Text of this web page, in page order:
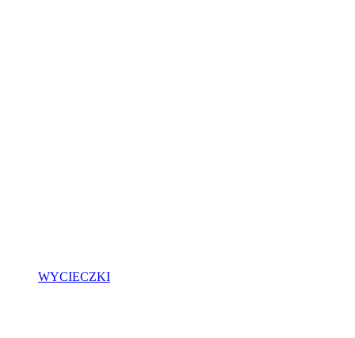
WYCIECZKI